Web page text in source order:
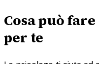
Cosa può
per te